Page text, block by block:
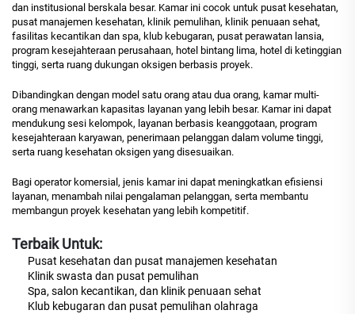
dan institusional berskala besar. Kamar ini cocok untuk pusat kesehatan,
pusat manajemen kesehatan, klinik pemulihan, klinik penuaan sehat,
fasilitas kecantikan dan spa, klub kebugaran, pusat perawatan lansia,
program kesejahteraan perusahaan, hotel bintang lima, hotel di ketinggian
tinggi, serta ruang dukungan oksigen berbasis proyek.
Dibandingkan dengan model satu orang atau dua orang, kamar multi-
orang menawarkan kapasitas layanan yang lebih besar. Kamar ini dapat
mendukung sesi kelompok, layanan berbasis keanggotaan, program
kesejahteraan karyawan, penerimaan pelanggan dalam volume tinggi,
serta ruang kesehatan oksigen yang disesuaikan.
Bagi operator komersial, jenis kamar ini dapat meningkatkan efisiensi
layanan, menambah nilai pengalaman pelanggan, serta membantu
membangun proyek kesehatan yang lebih kompetitif.
Terbaik Untuk:
Pusat kesehatan dan pusat manajemen kesehatan
Klinik swasta dan pusat pemulihan
Spa, salon kecantikan, dan klinik penuaan sehat
Klub kebugaran dan pusat pemulihan olahraga